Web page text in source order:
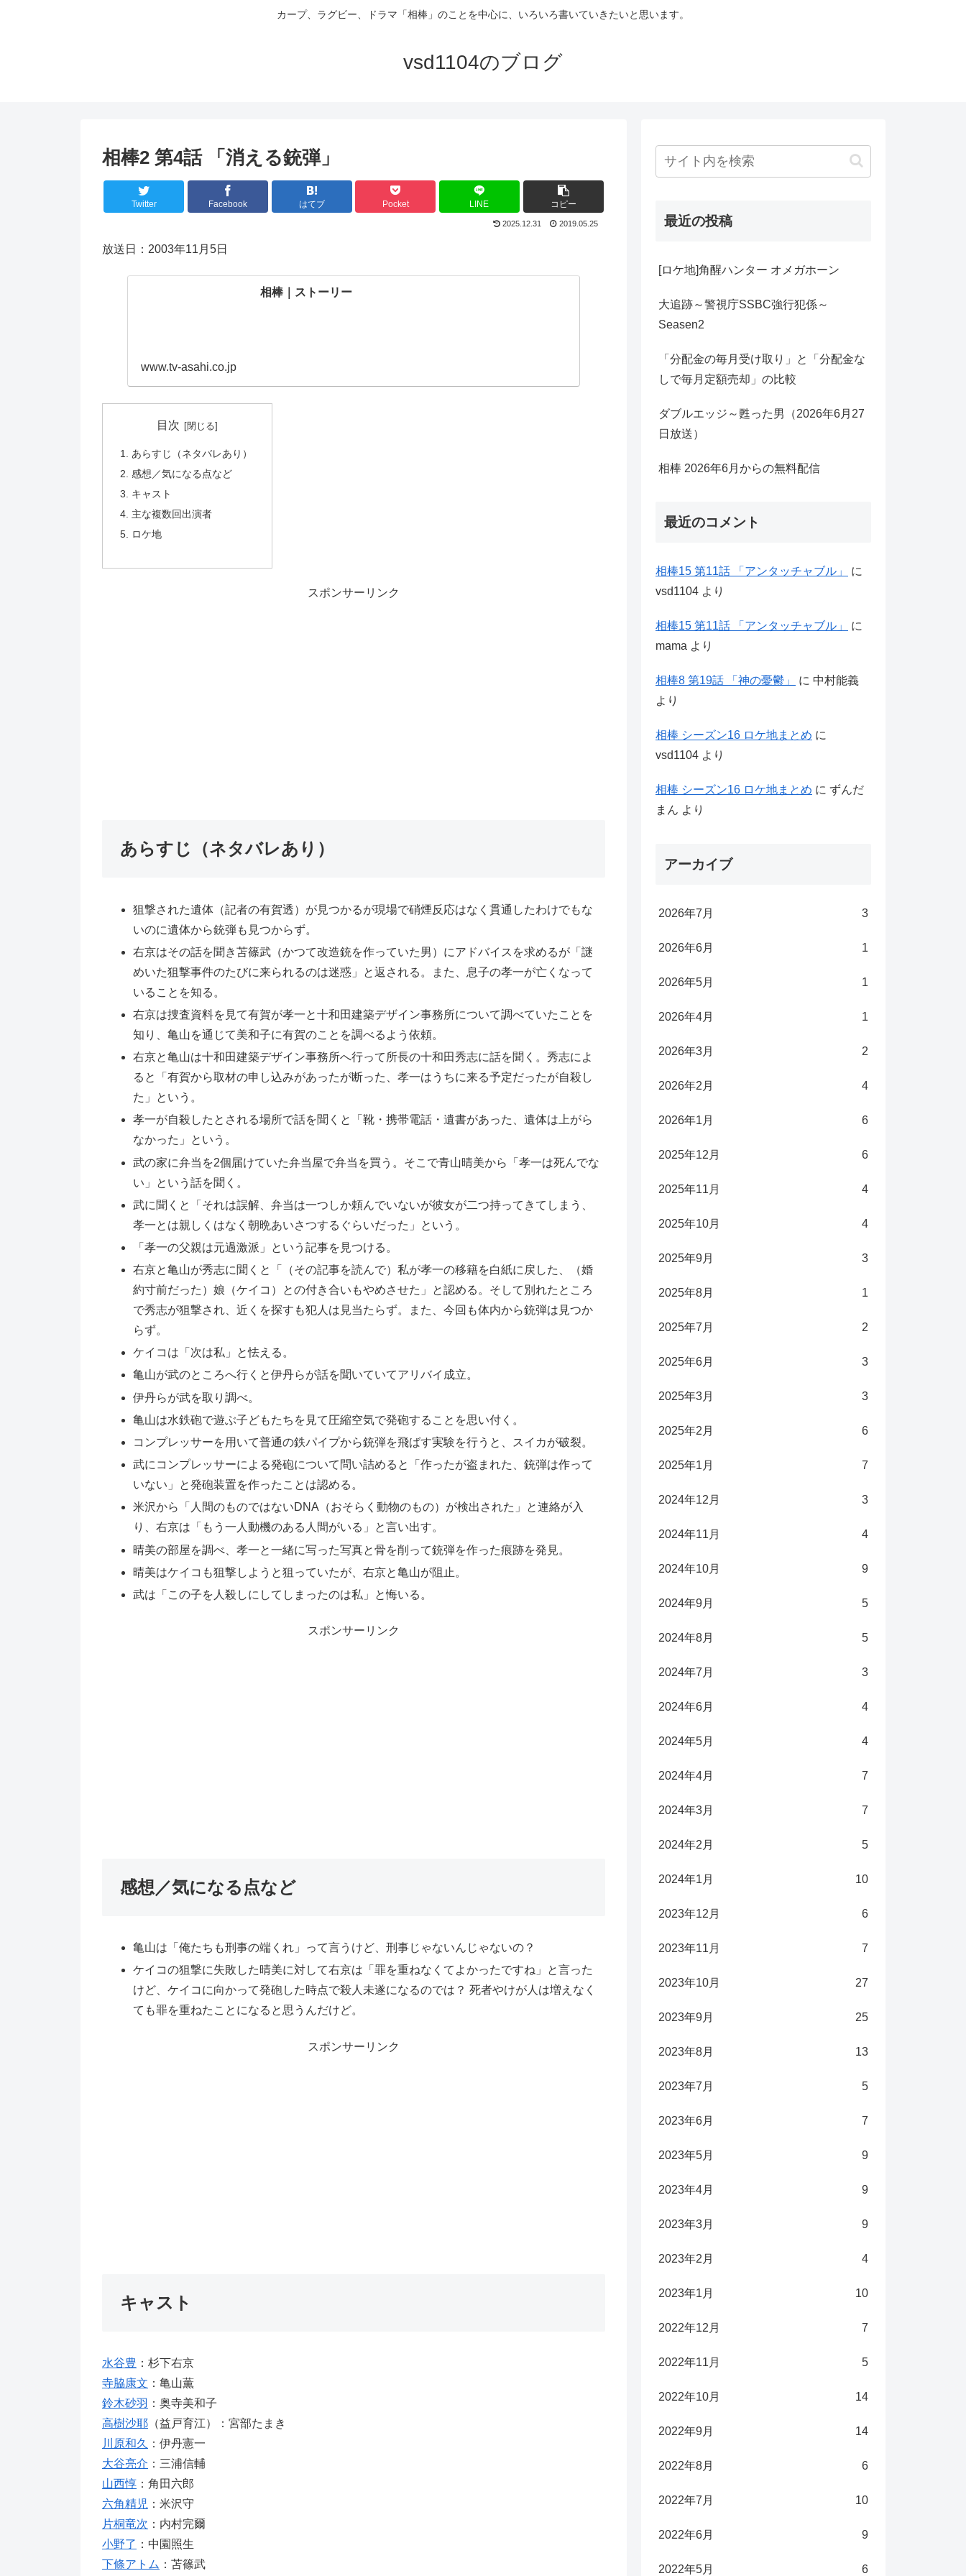
カープ、ラグビー、ドラマ「相棒」のことを中心に、いろいろ書いていきたいと思います。
vsd1104のブログ
相棒2 第4話 「消える銃弾」
Twitter Facebook はてブ Pocket LINE コピー
2025.12.31 2019.05.25
放送日：2003年11月5日
相棒｜ストーリー
www.tv-asahi.co.jp
目次
あらすじ（ネタバレあり）
感想／気になる点など
キャスト
主な複数回出演者
ロケ地
スポンサーリンク
あらすじ（ネタバレあり）
狙撃された遺体（記者の有賀透）が見つかるが現場で硝煙反応はなく貫通したわけでもな
いのに遺体から銃弾も見つからず。
右京はその話を聞き苫篠武（かつて改造銃を作っていた男）にアドバイスを求めるが「謎
めいた狙撃事件のたびに来られるのは迷惑」と返される。また、息子の孝一が亡くなって
いることを知る。
右京は捜査資料を見て有賀が孝一と十和田建築デザイン事務所について調べていたことを
知り、亀山を通じて美和子に有賀のことを調べるよう依頼。
右京と亀山は十和田建築デザイン事務所へ行って所長の十和田秀志に話を聞く。秀志によ
ると「有賀から取材の申し込みがあったが断った、孝一はうちに来る予定だったが自殺し
た」という。
孝一が自殺したとされる場所で話を聞くと「靴・携帯電話・遺書があった、遺体は上がら
なかった」という。
武の家に弁当を2個届けていた弁当屋で弁当を買う。そこで青山晴美から「孝一は死んでな
い」という話を聞く。
武に聞くと「それは誤解、弁当は一つしか頼んでいないが彼女が二つ持ってきてしまう、
孝一とは親しくはなく朝晩あいさつするぐらいだった」という。
「孝一の父親は元過激派」という記事を見つける。
右京と亀山が秀志に聞くと「（その記事を読んで）私が孝一の移籍を白紙に戻した、（婚
約寸前だった）娘（ケイコ）との付き合いもやめさせた」と認める。そして別れたところ
で秀志が狙撃され、近くを探すも犯人は見当たらず。また、今回も体内から銃弾は見つか
らず。
ケイコは「次は私」と怯える。
亀山が武のところへ行くと伊丹らが話を聞いていてアリバイ成立。
伊丹らが武を取り調べ。
亀山は水鉄砲で遊ぶ子どもたちを見て圧縮空気で発砲することを思い付く。
コンプレッサーを用いて普通の鉄パイプから銃弾を飛ばす実験を行うと、スイカが破裂。
武にコンプレッサーによる発砲について問い詰めると「作ったが盗まれた、銃弾は作って
いない」と発砲装置を作ったことは認める。
米沢から「人間のものではないDNA（おそらく動物のもの）が検出された」と連絡が入
り、右京は「もう一人動機のある人間がいる」と言い出す。
晴美の部屋を調べ、孝一と一緒に写った写真と骨を削って銃弾を作った痕跡を発見。
晴美はケイコも狙撃しようと狙っていたが、右京と亀山が阻止。
武は「この子を人殺しにしてしまったのは私」と悔いる。
スポンサーリンク
感想／気になる点など
亀山は「俺たちも刑事の端くれ」って言うけど、刑事じゃないんじゃないの？
ケイコの狙撃に失敗した晴美に対して右京は「罪を重ねなくてよかったですね」と言った
けど、ケイコに向かって発砲した時点で殺人未遂になるのでは？ 死者やけが人は増えなく
ても罪を重ねたことになると思うんだけど。
スポンサーリンク
キャスト
水谷豊 ：杉下右京
寺脇康文 ：亀山薫
鈴木砂羽 ：奥寺美和子
高樹沙耶 （益戸育江）：宮部たまき
川原和久
：伊丹憲一
大谷亮介 ：三浦信輔
山西惇 ：角田六郎
六角精児 ：米沢守
片桐竜次 ：内村完爾
小野了 ：中園照生
下條アトム ：苫篠武
最近の投稿
[ロケ地]角醒ハンター オメガホーン
大追跡～警視庁SSBC強行犯係～
Seasen2
「分配金の毎月受け取り」と「分配金な
しで毎月定額売却」の比較
ダブルエッジ～甦った男（2026年6月27
日放送）
相棒 2026年6月からの無料配信
最近のコメント
相棒15 第11話 「アンタッチャブル」
に
vsd1104 より
相棒15 第11話 「アンタッチャブル」
に
mama より
相棒8 第19話 「神の憂鬱」 に 中村能義
より
相棒 シーズン16 ロケ地まとめ に
vsd1104 より
相棒 シーズン16 ロケ地まとめ に ずんだ
まん より
アーカイブ
2026年7月 3
2026年6月 1
2026年5月 1
2026年4月 1
2026年3月 2
2026年2月 4
2026年1月 6
2025年12月 6
2025年11月 4
2025年10月 4
2025年9月 3
2025年8月 1
2025年7月 2
2025年6月 3
2025年3月 3
2025年2月 6
2025年1月 7
2024年12月 3
2024年11月 4
2024年10月 9
2024年9月 5
2024年8月 5
2024年7月 3
2024年6月 4
2024年5月 4
2024年4月 7
2024年3月 7
2024年2月 5
2024年1月 10
2023年12月 6
2023年11月 7
2023年10月 27
2023年9月 25
2023年8月 13
2023年7月 5
2023年6月 7
2023年5月 9
2023年4月 9
2023年3月 9
2023年2月 4
2023年1月 10
2022年12月 7
2022年11月 5
2022年10月 14
2022年9月 14
2022年8月 6
2022年7月 10
2022年6月 9
2022年5月 6